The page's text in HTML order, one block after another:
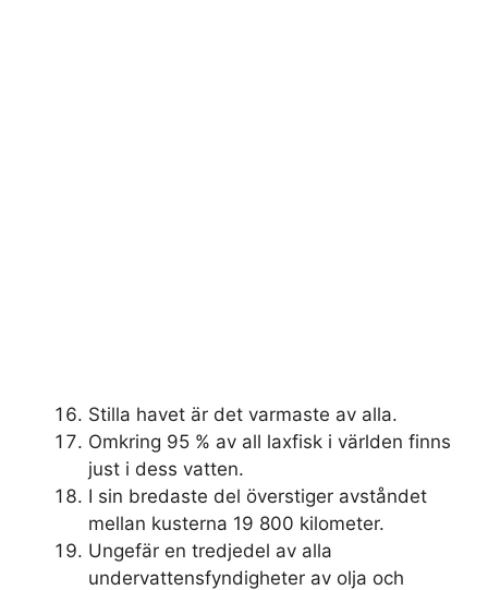
Stilla havet är det varmaste av alla.
Omkring 95 % av all laxfisk i världen finns
just i dess vatten.
I sin bredaste del överstiger avståndet
mellan kusterna 19 800 kilometer.
Ungefär en tredjedel av alla
undervattensfyndigheter av olja och